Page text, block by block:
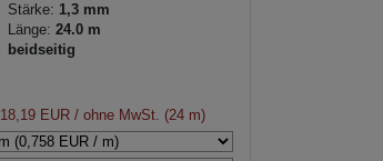
Stärke: 1,3 mm
Länge: 24.0 m
beidseitig
18,19 EUR/ ohne MwSt. (24 m)